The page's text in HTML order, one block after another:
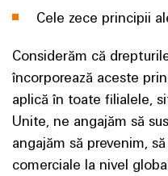
Cele zece principii
Considerăm că
încorporează aceste
aplică în toate filialele,
Unite, ne angajăm să
angajăm să prevenim,
comerciale la nivel